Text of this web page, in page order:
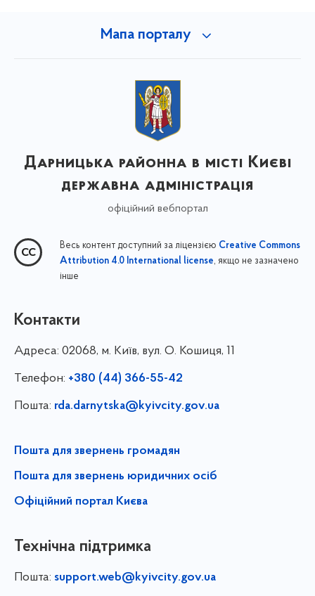
Мапа порталу
Дарницька районна в місті Києві
державна адміністрація
офіційний вебпортал
Весь контент доступний за ліцензією Creative Commons
Attribution 4.0 International license, якщо не зазначено
інше
Контакти
Адреса: 02068, м. Київ, вул. О. Кошиця, 11
Телефон: +380 (44) 366-55-42
Пошта: rda.darnytska@kyivcity.gov.ua
Пошта для звернень громадян
Пошта для звернень юридичних осіб
Офіційний портал Києва
Технічна підтримка
Пошта: support.web@kyivcity.gov.ua